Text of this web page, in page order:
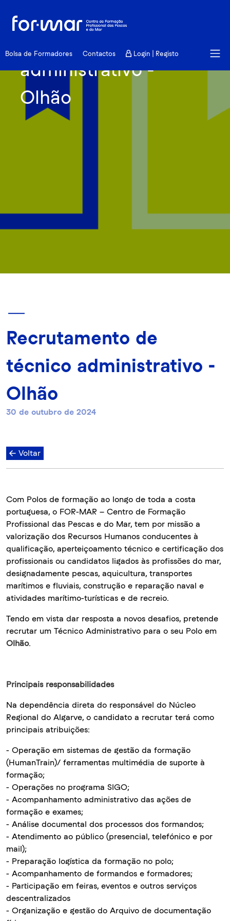
Bolsa de Formadores Contactos Login | Registo
Recrutamento de
administrativo -
Olhão
Recrutamento de
técnico administrativo -
Olhão
30 de outubro de 2024
Voltar
Com Polos de formação ao longo de toda a costa
portuguesa, o FOR-MAR – Centro de Formação
Profissional das Pescas e do Mar, tem por missão a
valorização dos Recursos Humanos conducentes à
qualificação, aperfeiçoamento técnico e certificação dos
profissionais ou candidatos ligados às profissões do mar,
designadamente pescas, aquicultura, transportes
marítimos e fluviais, construção e reparação naval e
atividades marítimo-turísticas e de recreio.
Tendo em vista dar resposta a novos desafios, pretende
recrutar um Técnico Administrativo para o seu Polo em
Olhão.
Principais responsabilidades
Na dependência direta do responsável do Núcleo
Regional do Algarve, o candidato a recrutar terá como
principais atribuições:
- Operação em sistemas de gestão da formação
(HumanTrain)/ ferramentas multimédia de suporte à
formação;
- Operações no programa SIGO;
- Acompanhamento administrativo das ações de
formação e exames;
- Análise documental dos processos dos formandos;
- Atendimento ao público (presencial, telefónico e por
mail);
- Preparação logística da formação no polo;
- Acompanhamento de formandos e formadores;
- Participação em feiras, eventos e outros serviços
descentralizados
- Organização e gestão do Arquivo de documentação